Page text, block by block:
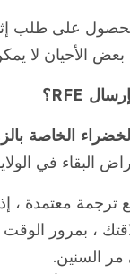
الأحيان لا
الخاصة
البقاء في
معتمدة ، إذا
، بمرور
السنين.